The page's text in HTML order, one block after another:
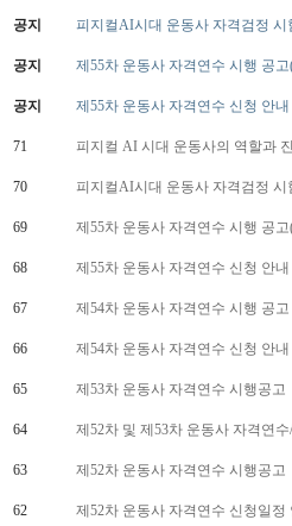
공지 피지컬AI시대 운동사 자격검정
공지 제55차 운동사 자격연수 시행 공
공지 제55차 운동사 자격연수 신청 안내
71 피지컬 AI 시대 운동사의 역할과
70 피지컬AI시대 운동사 자격검정
69 제55차 운동사 자격연수 시행 공
68 제55차 운동사 자격연수 신청 안내
67 제54차 운동사 자격연수 시행 공고
66 제54차 운동사 자격연수 신청 안내
65 제53차 운동사 자격연수 시행공고
64 제52차 및 제53차 운동사 자격연
63 제52차 운동사 자격연수 시행공고
62 제52차 운동사 자격연수 신청일정